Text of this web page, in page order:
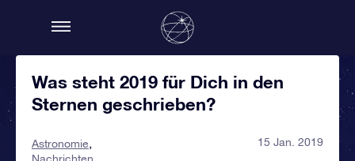
Was steht 2019 für Dich in den
Sternen geschrieben?
Astronomie
15 Jan. 2019